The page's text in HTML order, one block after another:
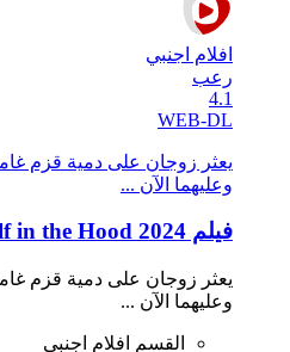
افلام اجنبي
رعب
4.1
WEB-DL
يعثر زوجان على دمية قزم
وعليهما الآن ...
فيلم Elf in the Hood 2024 مترجم HD
يعثر زوجان على دمية قزم
وعليهما الآن ...
القسم
افلام اجنبي